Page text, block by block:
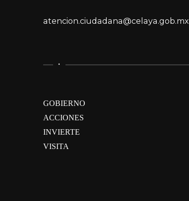
atencion.ciudadana@celaya.gob.mx
.
GOBIERNO
ACCIONES
INVIERTE
VISITA